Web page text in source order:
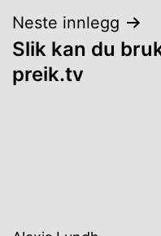
Neste innlegg
Slik kan du
preik.tv